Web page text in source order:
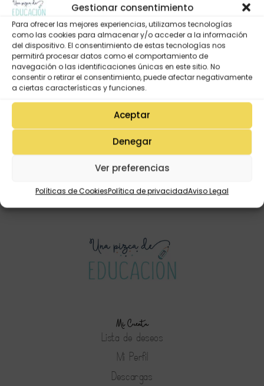
Gestionar consentimiento
Para ofrecer las mejores experiencias, utilizamos tecnologías
como las cookies para almacenar y/o acceder a la información
del dispositivo. El consentimiento de estas tecnologías nos
permitirá procesar datos como el comportamiento de
navegación o las identificaciones únicas en este sitio. No
consentir o retirar el consentimiento, puede afectar negativamente
a ciertas características y funciones.
Aceptar
Denegar
Ver preferencias
Políticas de CookiesPolítica de privacidadAviso Legal
Taza plástico «MAESTRA: eres
la magia del aula»
14
28 SEGUNDOS
Taza MAESTRA que ENSEÑA
CON EL CORAZÓN
Mi Cuenta
Lista de deseos
Mi Perfil
Descargas